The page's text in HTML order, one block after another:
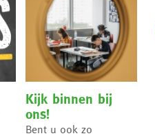
Kijk binnen bij
ons!
Bent u ook zo